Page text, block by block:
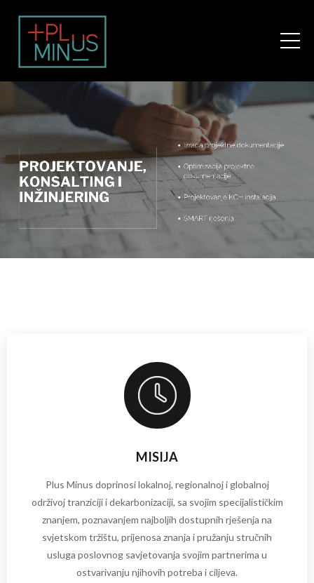
MISIJA
Plus Minus doprinosi lokalnoj, regionalnoj i globalnoj
održivoj tranziciji i dekarbonizaciji, sa svojim specijalističkim
znanjem, poznavanjem najboljih dostupnih rješenja na
svjetskom tržištu, prijenosa znanja i pružanju stručnih
usluga poslovnog savjetovanja svojim partnerima u
ostvarivanju njihovih potreba i ciljeva.